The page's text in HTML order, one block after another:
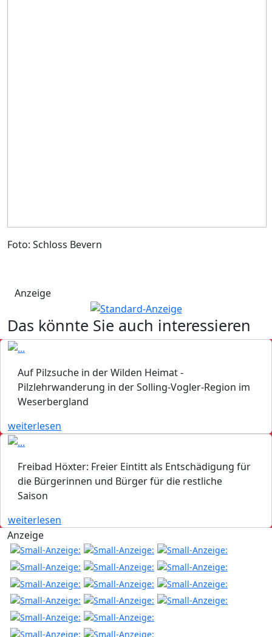
Foto: Schloss Bevern
Anzeige
Das könnte Sie auch interessieren
Auf Pilzsuche in der Wilden Heimat -
Pilzlehrwanderung in der Solling-Vogler-Region im
Weserbergland
weiterlesen
Freibad Höxter: Freier Eintitt als Entschädigung für
die Bürgerinnen und Bürger für die restliche
Saison
weiterlesen
Anzeige